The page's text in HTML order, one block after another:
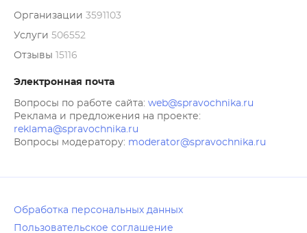
Организации 3591103
Услуги 506552
Отзывы 15116
Электронная почта
Вопросы по работе сайта: web@spravochnika.ru
Реклама и предложения на проекте:
reklama@spravochnika.ru
Вопросы модератору: moderator@spravochnika.ru
Обработка персональных данных
Пользовательское соглашение